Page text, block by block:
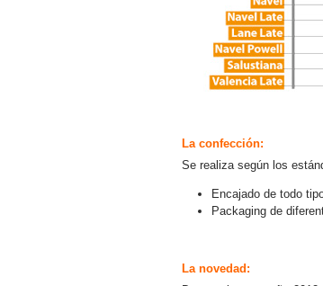
La confección:
Se realiza según los
Encajado de todo
Packaging de
La novedad: